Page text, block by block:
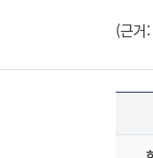
(근거